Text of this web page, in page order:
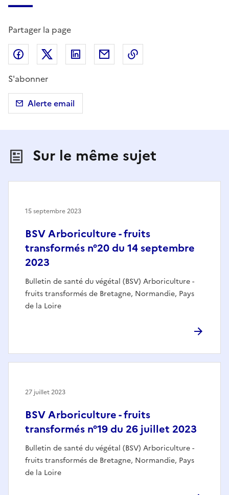
Partager la page
Partager sur Facebook
Partager sur X (anciennement Twitter)
Partager sur LinkedIn
Partager par email
S'abonner
Alerte email
Sur le même sujet
BSV Arboriculture - fruits
transformés n°20 du 14 septembre
2023
Bulletin de santé du végétal (BSV) Arboriculture -
fruits transformés de Bretagne, Normandie, Pays
de la Loire
15 septembre 2023
BSV Arboriculture - fruits
transformés n°19 du 26 juillet 2023
Bulletin de santé du végétal (BSV) Arboriculture -
fruits transformés de Bretagne, Normandie, Pays
de la Loire
27 juillet 2023